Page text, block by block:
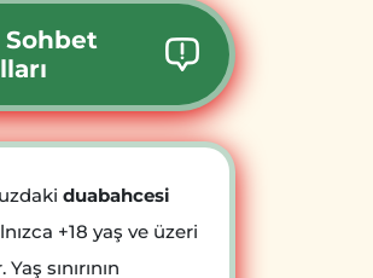
duabahcesi
+18 yaş ve üzeri
sınırının